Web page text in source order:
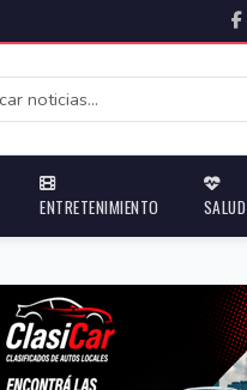
ENTRETENIMIENTO SALUD